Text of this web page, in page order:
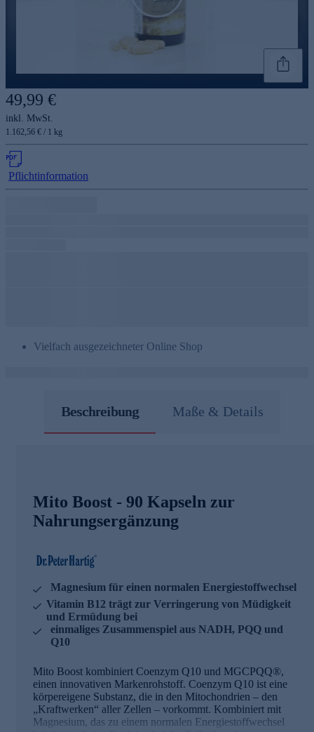
49,99 €
inkl. MwSt.
1.162,56 € / 1 kg
Pflichtinformation
Vielfach ausgezeichneter Online Shop
Beschreibung Maße & Details
Mito Boost - 90 Kapseln zur
Nahrungsergänzung
Magnesium für einen normalen Energiestoffwechsel
Vitamin B12 trägt zur Verringerung von Müdigkeit
und Ermüdung bei
einmaliges Zusammenspiel aus NADH, PQQ und
Q10
Mito Boost kombiniert Coenzym Q10 und MGCPQQ®,
einen innovativen Markenrohstoff. Coenzym Q10 ist eine
körpereigene Substanz, die in den Mitochondrien – den
„Kraftwerken“ aller Zellen – vorkommt. Kombiniert mit
Magnesium, das zu einem normalen Energiestoffwechsel